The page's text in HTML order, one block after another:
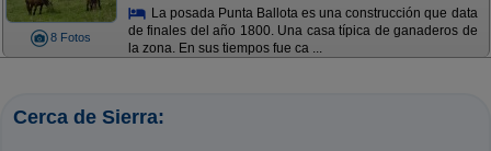
8 Fotos
La posada Punta Ballota es una construcción que data
de finales del año 1800. Una casa típica de ganaderos de
la zona. En sus tiempos fue ca ...
Cerca de Sierra: